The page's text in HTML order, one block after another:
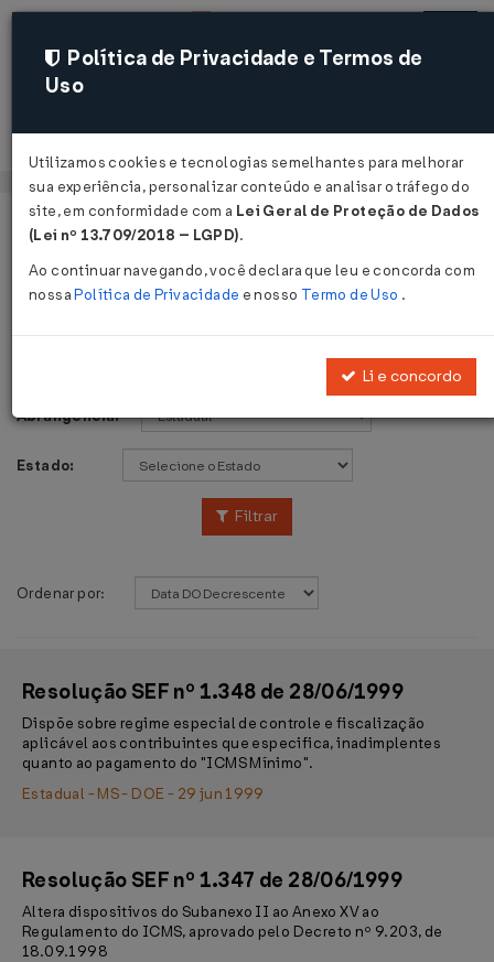
Acessar
Página Inicial Legislações
Legislações
Abrangência:
Estado:
Filtrar
Ordenar por:
Resolução SEF nº 1.348 de 28/06/1999
Dispõe sobre regime especial de controle e fiscalização
aplicável aos contribuintes que especifica, inadimplentes
quanto ao pagamento do "ICMS Mínimo".
Estadual - MS - DOE - 29 jun 1999
Resolução SEF nº 1.347 de 28/06/1999
Altera dispositivos do Subanexo II ao Anexo XV ao
Regulamento do ICMS, aprovado pelo Decreto nº 9.203, de
18.09.1998
Política de Privacidade e Termos de
Uso
Utilizamos cookies e tecnologias semelhantes para melhorar
sua experiência, personalizar conteúdo e analisar o tráfego do
site, em conformidade com a Lei Geral de Proteção de Dados
(Lei nº 13.709/2018 – LGPD).
Ao continuar navegando, você declara que leu e concorda com
nossaPolítica de Privacidade e nosso Termo de Uso .
Li e concordo